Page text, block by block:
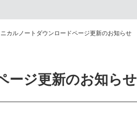
カルノートダウンロードページ更新のお知らせ
ージ更新のお知らせ